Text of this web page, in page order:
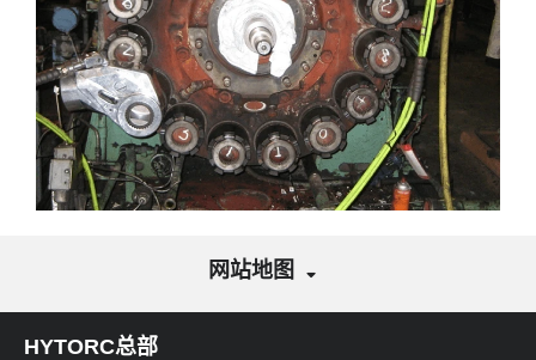
网站地图
HYTORC总部